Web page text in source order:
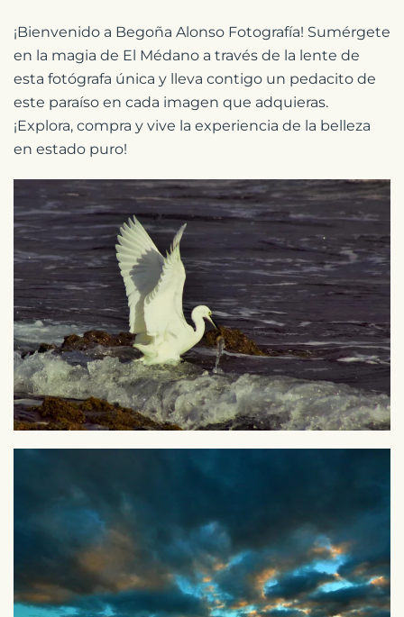
¡Bienvenido a Begoña Alonso Fotografía! Sumérgete
en la magia de El Médano a través de la lente de
esta fotógrafa única y lleva contigo un pedacito de
este paraíso en cada imagen que adquieras.
¡Explora, compra y vive la experiencia de la belleza
en estado puro!